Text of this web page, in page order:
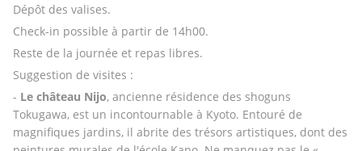
Dépôt des valises.
Check-in possible à partir de 14h00.
Reste de la journée et repas libres.
Suggestion de visites :
- Le château Nijo, ancienne résidence des shoguns
Tokugawa, est un incontournable à Kyoto. Entouré de
magnifiques jardins, il abrite des trésors artistiques, dont des